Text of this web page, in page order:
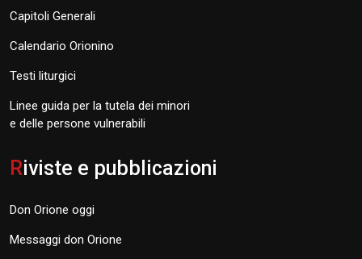
Capitoli Generali
Calendario Orionino
Testi liturgici
Linee guida per la tutela dei minori
e delle persone vulnerabili
Riviste e pubblicazioni
Don Orione oggi
Messaggi don Orione